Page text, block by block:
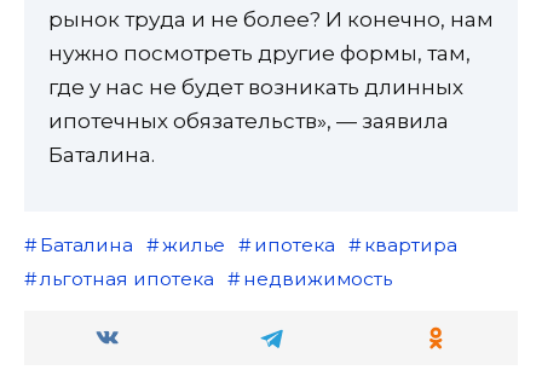
рынок труда и не более? И конечно, нам
нужно посмотреть другие формы, там,
где у нас не будет возникать длинных
ипотечных обязательств», — заявила
Баталина.
Баталина жилье ипотека
квартира
льготная ипотека
недвижимость